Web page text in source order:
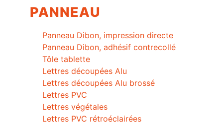
PANNEAU
Panneau Dibon, impression directe
Panneau Dibon, adhésif contrecollé
Tôle tablette
Lettres découpées Alu
Lettres découpées Alu brossé
Lettres PVC
Lettres végétales
Lettres PVC rétroéclairées